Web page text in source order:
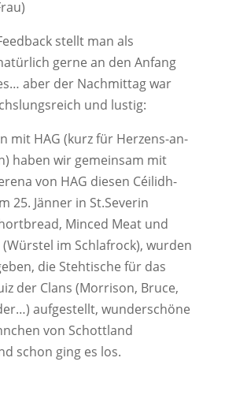
stellt man als
gerne an den Anfang
aber der Nachmittag war
und lustig:
mit HAG (kurz für Herzens-an-
haben wir gemeinsam mit
von HAG diesen Céilidh-
25. Jänner in St.Severin
Minced Meat und
(Würstel im Schlafrock), wurden
die Stehtische für das
der Clans (Morrison, Bruce,
aufgestellt, wunderschöne
von Schottland
schon ging es los.